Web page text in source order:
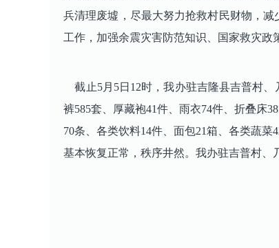
兵清理废墟，尽最大努力抢救村民财物，
工作，加强余震灾害防范知识、国家救灾政
截止5月5日12时，我办驻吉隆县吉普村、
裤585套、厚藏袍41件、雨衣74件、折叠床
70条、各类饮料14件、面包21箱、各类蔬
基本恢复正常，秩序井然。我办驻吉普村、